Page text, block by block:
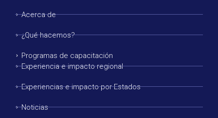
Acerca de
¿Qué hacemos?
Programas de capacitación
Experiencia e impacto regional
Experiencias e impacto por Estados
Noticias